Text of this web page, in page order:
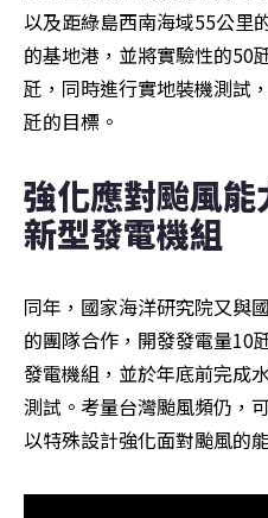
以及距綠島西南海域55公里
的基地港，並將實驗性的50
瓩，同時進行實地裝機測試
瓩的目標。
強化應對颱風
新型發電機組
同年，國家海洋研究院又與
的團隊合作，開發發電量10
發電機組，並於年底前完成
測試。考量台灣颱風頻仍，
以特殊設計強化面對颱風的